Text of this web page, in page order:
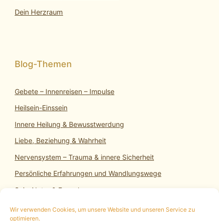
Wir verwenden Cookies, um unsere Website und unseren Service zu
optimieren.
Dein Herzraum
Gebete – Innenreisen – Impulse
Heilsein-Einssein
Innere Heilung & Bewusstwerdung
Liebe, Beziehung & Wahrheit
Nervensystem – Trauma & innere Sicherheit
Persönliche Erfahrungen und Wandlungswege
SeinsNatur & Erwachen